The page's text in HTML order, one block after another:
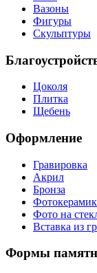
Вазоны
Фигуры
Скульптуры
Цоколя
Плитка
Щебень
Оформление
Гравировка
Акрил
Бронза
Фото на
Вставка из
Формы